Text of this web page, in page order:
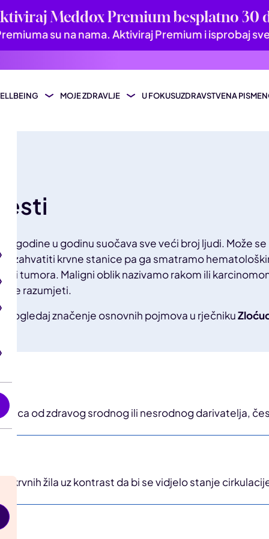
Meddox Premium besplatno 30
su na nama. Aktiviraj Premium i isprobaj
sustav
MOJE ZDRAVLJE U FOKUSUZDRAVSTVENA
iz godine u godinu suočava sve veći broj ljudi. Može
zahvatiti krvne stanice pa ga smatramo
tumora. Maligni oblik nazivamo rakom ili
je razumjeti.
pogledaj značenje osnovnih pojmova u rječniku
od zdravog srodnog ili nesrodnog darivatelja,
krvnih žila uz kontrast da bi se vidjelo stanje